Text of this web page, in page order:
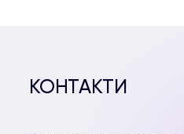
КОНТАКТИ